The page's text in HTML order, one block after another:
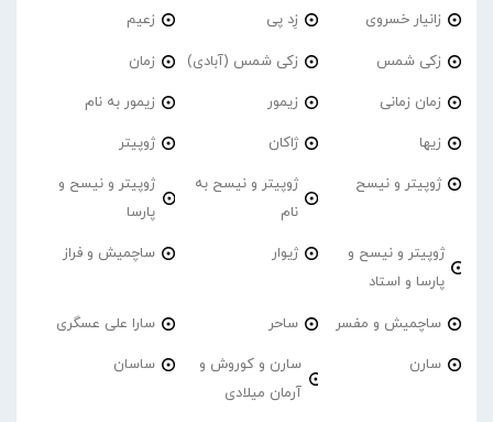
زانیار خسروی زِد پی زعیم
زکی شمس زکی شمس (آبادی) زمان
زمان زمانی زیمور زیمور به نام
زیها ژاکان ژوپیتر
ژوپیتر و نیسح
ژوپیتر و نیسح به
نام
ژوپیتر و نیسح و
پارسا
ژوپیتر و نیسح و
پارسا و استاد
ژیوار ساچمیش و فراز
ساچمیش و مفسر ساحر سارا علی عسگری
سارن
سارن و کوروش و
آرمان میلادی
ساسان